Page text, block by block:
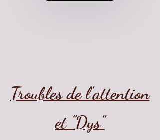
​Troubles de l'attention
et "Dys"